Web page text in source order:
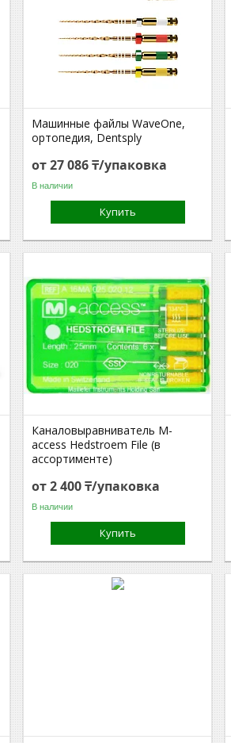
Машинные файлы WaveOne,
ортопедия, Dentsply
от 27 086 ₸/упаковка
В наличии
Купить
Каналовыравниватель M-
access Hedstroem File (в
ассортименте)
от 2 400 ₸/упаковка
В наличии
Купить